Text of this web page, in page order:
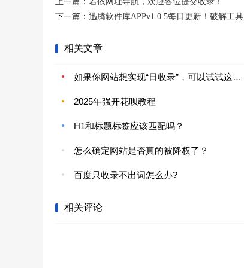
下一篇： 迅腾软件库APPv1.0.5每日更新！破解工具
相关文章
如果你网站想实现“日收录”，可以试试这个方法
2025年强开花呗教程
H1和标题标签应该匹配吗？
怎么确定网站是否真的被降权了？
百度只收录不出词怎么办?
相关评论